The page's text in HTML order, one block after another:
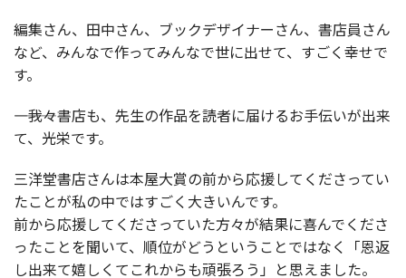
編集さん、田中さん、ブックデザイナーさん、書店員さん
など、みんなで作ってみんなで世に出せて、すごく幸せで
す。
――――我々書店も、先生の作品を読者に届けるお手伝いが出来
て、光栄です。
三洋堂書店さんは本屋大賞の前から応援してくださってい
たことが私の中ではすごく大きいんです。
前から応援してくださっていた方々が結果に喜んでくださ
ったことを聞いて、順位がどうということではなく「恩返
し出来て嬉しくてこれからも頑張ろう」と思えました。